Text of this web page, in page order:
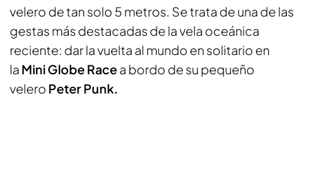
velero de tan solo 5 metros. Se trata de una de las
gestas más destacadas de la vela oceánica
reciente: dar la vuelta al mundo en solitario en
la Mini Globe Racea bordo de su pequeño
velero Peter Punk.